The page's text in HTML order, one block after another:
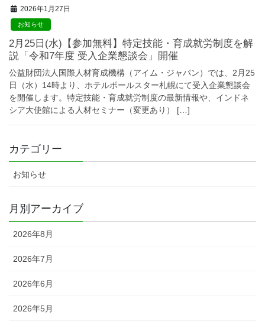
2026年1月27日
お知らせ
2月25日(水)【参加無料】特定技能・育成就労制度を解
説「令和7年度 受入企業懇談会」開催
公益財団法人国際人材育成機構（アイム・ジャパン）では、2月25
日（水）14時より、ホテルポールスター札幌にて受入企業懇談会
を開催します。特定技能・育成就労制度の最新情報や、インドネ
シア大使館による人材セミナー（変更あり） […]
カテゴリー
お知らせ
月別アーカイブ
2026年8月
2026年7月
2026年6月
2026年5月